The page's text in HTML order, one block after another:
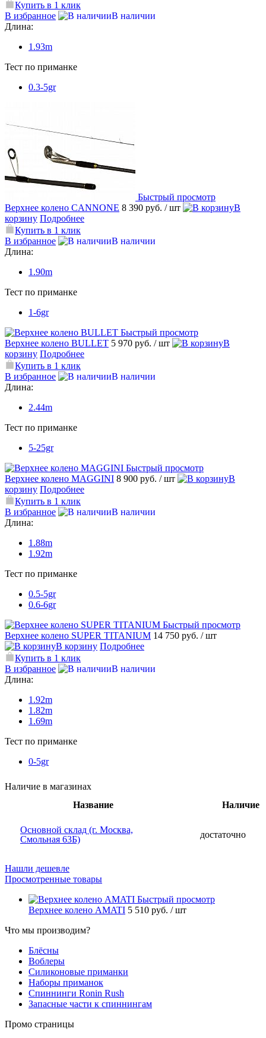
Купить в 1 клик
В избранное
В наличии
Длина:
1.93m
Тест по приманке
0.3-5gr
Быстрый просмотр
Верхнее колено CANNONE 8 390 руб. / шт
В
корзину Подробнее
Купить в 1 клик
В избранное
В наличии
Длина:
1.90m
Тест по приманке
1-6gr
Быстрый просмотр
Верхнее колено BULLET 5 970 руб. / шт
В
корзину Подробнее
Купить в 1 клик
В избранное
В наличии
Длина:
2.44m
Тест по приманке
5-25gr
Быстрый просмотр
Верхнее колено MAGGINI 8 900 руб. / шт
В
корзину Подробнее
Купить в 1 клик
В избранное
В наличии
Длина:
1.88m
1.92m
Тест по приманке
0.5-5gr
0.6-6gr
Быстрый просмотр
Верхнее колено SUPER TITANIUM 14 750 руб. / шт
В корзину Подробнее
Купить в 1 клик
В избранное
В наличии
Длина:
1.92m
1.82m
1.69m
Тест по приманке
0-5gr
Наличие в магазинах
Название
Наличие
Основной склад (г. Москва,
Смольная 63Б)
достаточно
Нашли дешевле
Просмотренные товары
Быстрый просмотр
Верхнее колено AMATI 5 510 руб. / шт
Что мы производим?
Блёсны
Воблеры
Силиконовые приманки
Наборы приманок
Спиннинги Ronin Rush
Запасные части к спиннингам
Промо страницы